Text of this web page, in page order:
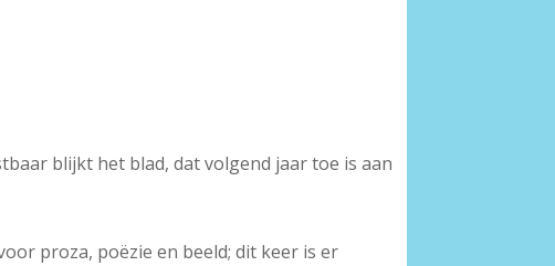
blijkt het blad, dat volgend jaar toe is aan
proza, poëzie en beeld; dit keer is er